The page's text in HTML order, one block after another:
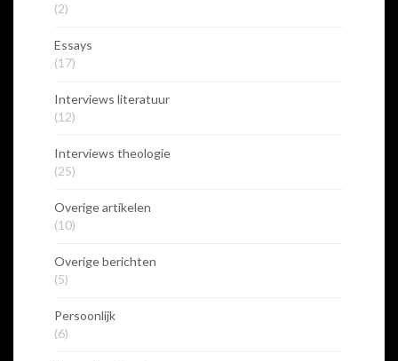
(2)
Essays
(17)
Interviews literatuur
(12)
Interviews theologie
(25)
Overige artikelen
(10)
Overige berichten
(5)
Persoonlijk
(6)